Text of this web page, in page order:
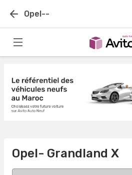
Opel--
Opel- Grandland X